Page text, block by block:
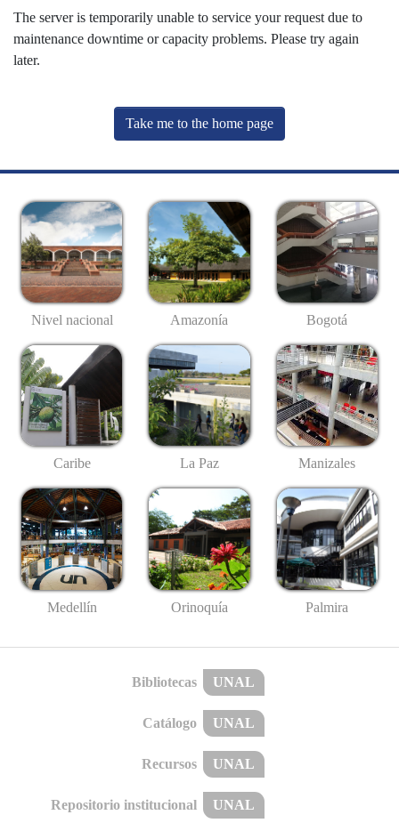
The server is temporarily unable to service your request due to
maintenance downtime or capacity problems. Please try again
later.
Take me to the home page
Nivel nacional Amazonía Bogotá
Caribe La Paz Manizales
Medellín Orinoquía Palmira
Bibliotecas UNAL
Catálogo UNAL
Recursos UNAL
Repositorio institucional UNAL